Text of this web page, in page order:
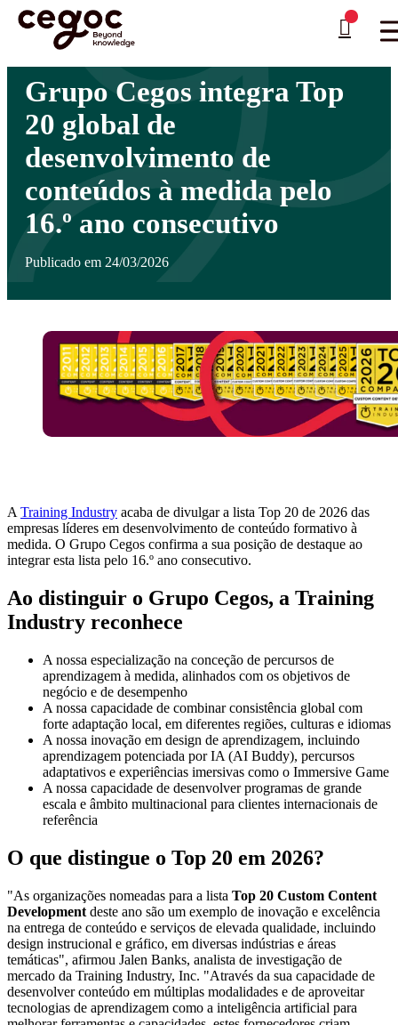
Skip to main content
Está aqui:Home >Notícias
Grupo Cegos integra Top 20 global de desenvolvimento de
conteúdos à medida pelo 16.º ano consecutivo
Grupo Cegos integra Top
20 global de
desenvolvimento de
conteúdos à medida pelo
16.º ano consecutivo
Publicado em 24/03/2026
A Training Industry acaba de divulgar a lista Top 20 de 2026 das
empresas líderes em desenvolvimento de conteúdo formativo à
medida. O Grupo Cegos confirma a sua posição de destaque ao
integrar esta lista pelo 16.º ano consecutivo.
Ao distinguir o Grupo Cegos, a Training
Industry reconhece
A nossa especialização na conceção de percursos de
aprendizagem à medida, alinhados com os objetivos de
negócio e de desempenho
A nossa capacidade de combinar consistência global com
forte adaptação local, em diferentes regiões, culturas e idiomas
A nossa inovação em design de aprendizagem, incluindo
aprendizagem potenciada por IA (AI Buddy), percursos
adaptativos e experiências imersivas como o Immersive Game
A nossa capacidade de desenvolver programas de grande
escala e âmbito multinacional para clientes internacionais de
referência
O que distingue o Top 20 em 2026?
"As organizações nomeadas para a lista Top 20 Custom Content
Development deste ano são um exemplo de inovação e excelência
na entrega de conteúdo e serviços de elevada qualidade, incluindo
design instrucional e gráfico, em diversas indústrias e áreas
temáticas", afirmou Jalen Banks, analista de investigação de
mercado da Training Industry, Inc. "Através da sua capacidade de
desenvolver conteúdo em múltiplas modalidades e de aproveitar
tecnologias de aprendizagem como a inteligência artificial para